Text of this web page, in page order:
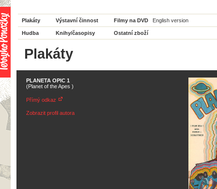
Plakáty Výstavní činnost Filmy na DVD English version
Hudba Knihy/časopisy Ostatní zboží
Plakáty
PLANETA OPIC 1
(Planet of the Apes )
Přímý odkaz
Zobrazit profil autora